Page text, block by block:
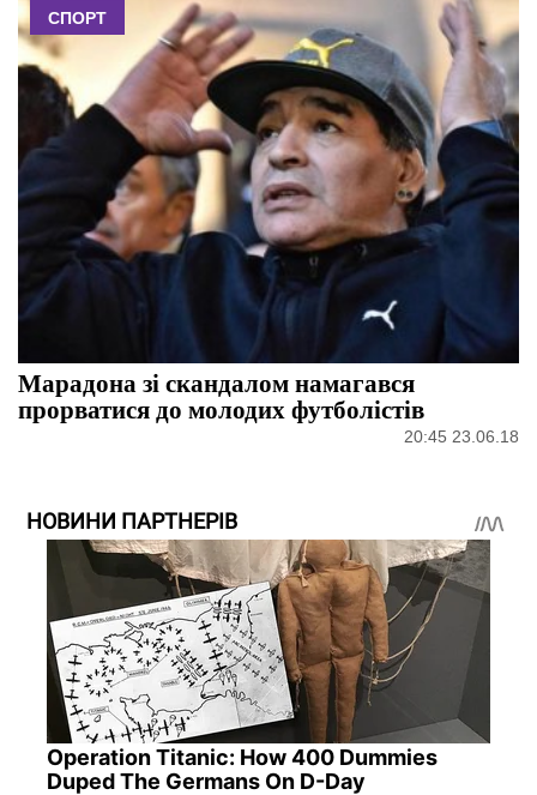
СПОРТ
Марадона зі скандалом намагався
прорватися до молодих футболістів
20:45 23.06.18
НОВИНИ ПАРТНЕРІВ
Operation Titanic: How 400 Dummies
Duped The Germans On D-Day